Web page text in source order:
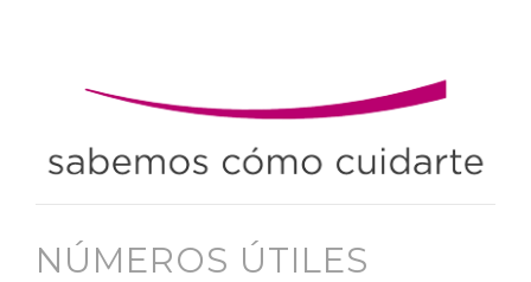
NÚMEROS ÚTILES